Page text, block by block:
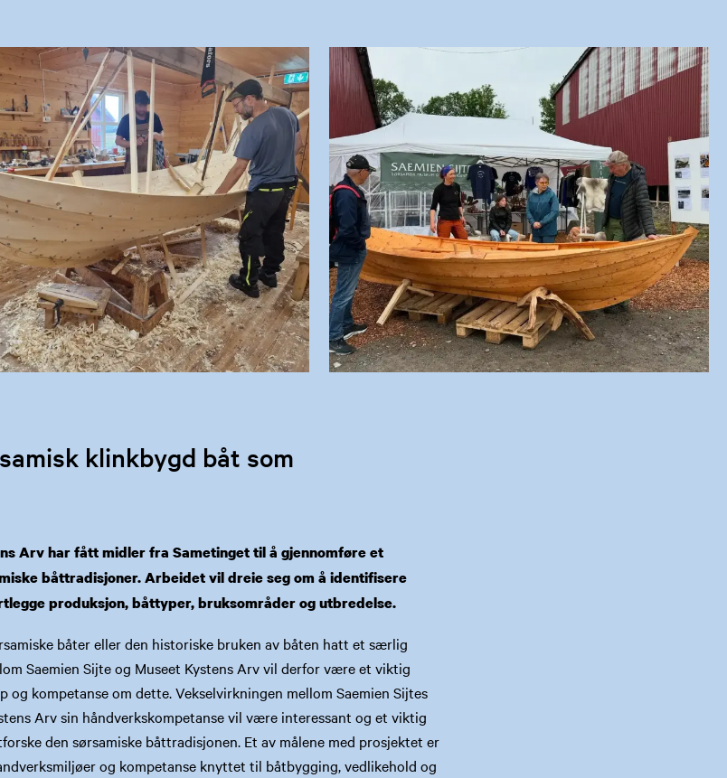
klinkbygd båt som
Arv har fått midler fra Sametinget til å gjennomføre et
båttradisjoner. Arbeidet vil dreie seg om å identifisere
produksjon, båttyper, bruksområder og utbredelse.
båter eller den historiske bruken av båten hatt et særlig
Saemien Sijte og Museet Kystens Arv vil derfor være et viktig
og kompetanse om dette. Vekselvirkningen mellom Saemien Sijtes
Arv sin håndverkskompetanse vil være interessant og et viktig
den sørsamiske båttradisjonen. Et av målene med prosjektet er
og kompetanse knyttet til båtbygging, vedlikehold og